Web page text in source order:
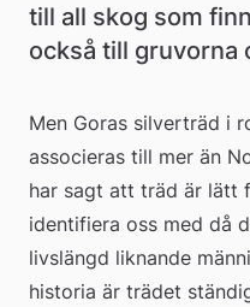
till all skog som
också till gruvorna
Men Goras silverträd i
associeras till mer än
har sagt att träd är lätt
identifiera oss med då
livslängd liknande
historia är trädet